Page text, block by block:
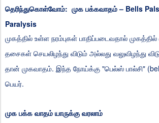
தெரிந்துகொள்வோம்: முக பக்கவாதம் – Bells
Paralysis
முகத்தில் உள்ள நரம்புகள் பாதிப்படைவதால் முகத்தில்
தசைகள் செயலிழந்து விடும் அல்லது வலுவிழந்து
தான் முகவாதம். இந்த நோய்க்கு "பெல்ஸ் பால்சி"
பெயர்.
முக பக்க வாதம் யாருக்கு வரலாம்